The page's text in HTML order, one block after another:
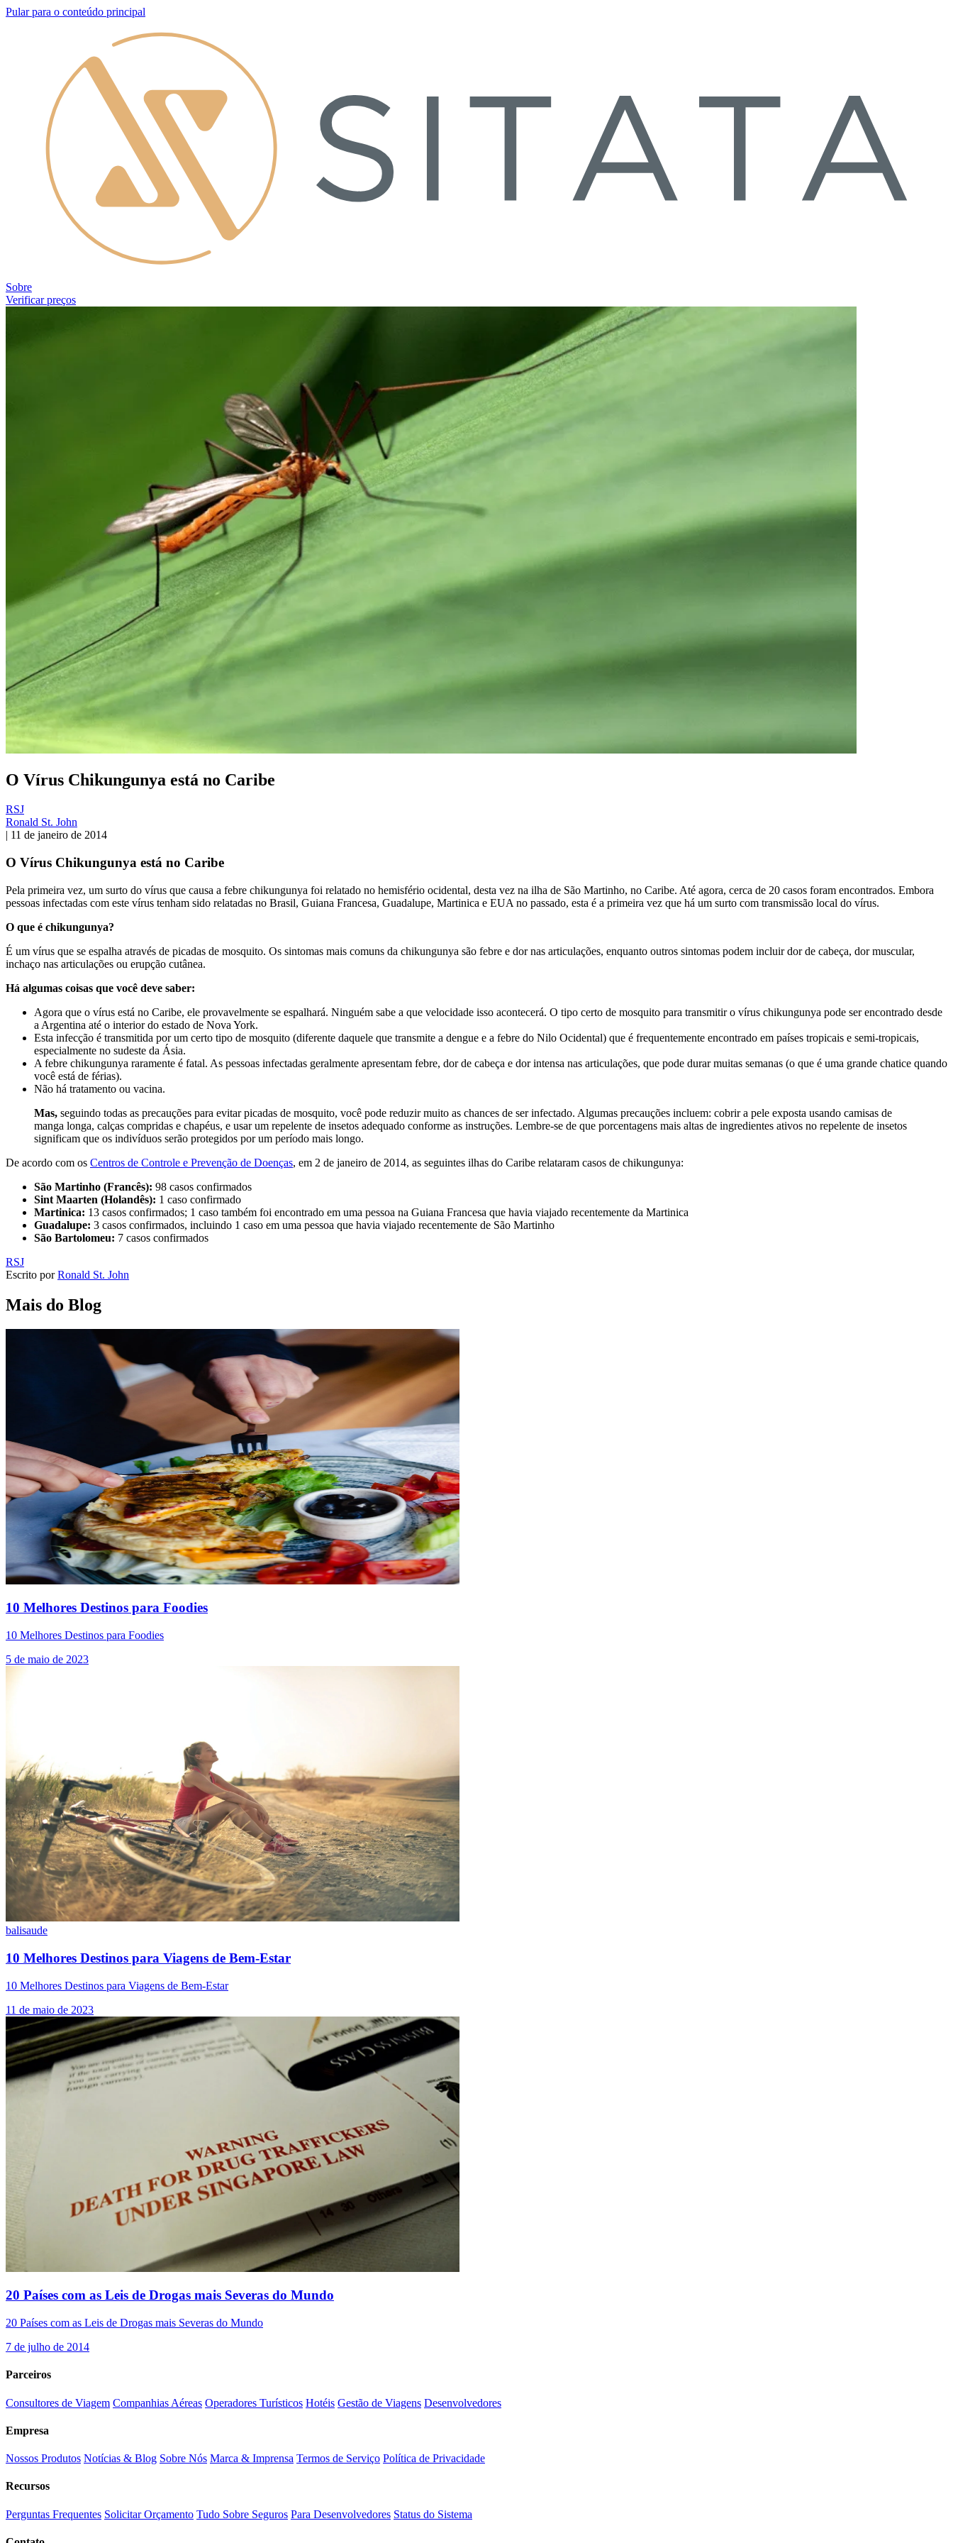
Pular para o conteúdo principal
Sobre
Verificar preços
O Vírus Chikungunya está no Caribe
RSJ
Ronald St. John
| 11 de janeiro de 2014
O Vírus Chikungunya está no Caribe
Pela primeira vez, um surto do vírus que causa a febre chikungunya foi relatado no hemisfério ocidental, desta vez na ilha de São Martinho, no Caribe. Até agora, cerca de 20 casos foram encontrados. Embora
pessoas infectadas com este vírus tenham sido relatadas no Brasil, Guiana Francesa, Guadalupe, Martinica e EUA no passado, esta é a primeira vez que há um surto com transmissão local do vírus.
O que é chikungunya?
É um vírus que se espalha através de picadas de mosquito. Os sintomas mais comuns da chikungunya são febre e dor nas articulações, enquanto outros sintomas podem incluir dor de cabeça, dor muscular,
inchaço nas articulações ou erupção cutânea.
Há algumas coisas que você deve saber:
Agora que o vírus está no Caribe, ele provavelmente se espalhará. Ninguém sabe a que velocidade isso acontecerá. O tipo certo de mosquito para transmitir o vírus chikungunya pode ser encontrado desde
a Argentina até o interior do estado de Nova York.
Esta infecção é transmitida por um certo tipo de mosquito (diferente daquele que transmite a dengue e a febre do Nilo Ocidental) que é frequentemente encontrado em países tropicais e semi-tropicais,
especialmente no sudeste da Ásia.
A febre chikungunya raramente é fatal. As pessoas infectadas geralmente apresentam febre, dor de cabeça e dor intensa nas articulações, que pode durar muitas semanas (o que é uma grande chatice quando
você está de férias).
Não há tratamento ou vacina.
Mas, seguindo todas as precauções para evitar picadas de mosquito, você pode reduzir muito as chances de ser infectado. Algumas precauções incluem: cobrir a pele exposta usando camisas de
manga longa, calças compridas e chapéus, e usar um repelente de insetos adequado conforme as instruções. Lembre-se de que porcentagens mais altas de ingredientes ativos no repelente de insetos
significam que os indivíduos serão protegidos por um período mais longo.
De acordo com os Centros de Controle e Prevenção de Doenças, em 2 de janeiro de 2014, as seguintes ilhas do Caribe relataram casos de chikungunya:
São Martinho (Francês): 98 casos confirmados
Sint Maarten (Holandês): 1 caso confirmado
Martinica: 13 casos confirmados; 1 caso também foi encontrado em uma pessoa na Guiana Francesa que havia viajado recentemente da Martinica
Guadalupe: 3 casos confirmados, incluindo 1 caso em uma pessoa que havia viajado recentemente de São Martinho
São Bartolomeu: 7 casos confirmados
RSJ
Escrito por Ronald St. John
Mais do Blog
10 Melhores Destinos para Foodies
10 Melhores Destinos para Foodies
5 de maio de 2023
balisaude
10 Melhores Destinos para Viagens de Bem-Estar
10 Melhores Destinos para Viagens de Bem-Estar
11 de maio de 2023
20 Países com as Leis de Drogas mais Severas do Mundo
20 Países com as Leis de Drogas mais Severas do Mundo
7 de julho de 2014
Parceiros
Consultores de Viagem Companhias Aéreas Operadores Turísticos Hotéis Gestão de Viagens Desenvolvedores
Empresa
Nossos Produtos Notícias & Blog Sobre Nós Marca & Imprensa Termos de Serviço Política de Privacidade
Recursos
Perguntas Frequentes Solicitar Orçamento Tudo Sobre Seguros Para Desenvolvedores Status do Sistema